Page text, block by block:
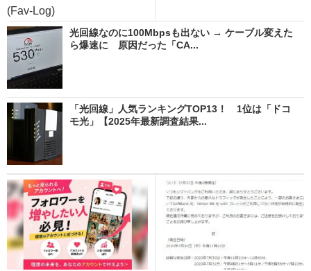
(Fav-Log)
光回線なのに100Mbpsも出ない → ケーブル変えた
ら爆速に 原因だった「CA...
「光回線」人気ランキングTOP13！ 1位は「ドコ
モ光」【2025年最新調査結果...